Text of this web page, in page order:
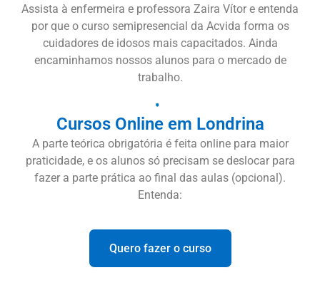
Assista à enfermeira e professora Zaira Vítor e entenda
por que o curso semipresencial da Acvida forma os
cuidadores de idosos mais capacitados. Ainda
encaminhamos nossos alunos para o mercado de
trabalho.
Cursos Online em Londrina
A parte teórica obrigatória é feita online para maior
praticidade, e os alunos só precisam se deslocar para
fazer a parte prática ao final das aulas (opcional).
Entenda:
Quero fazer o curso